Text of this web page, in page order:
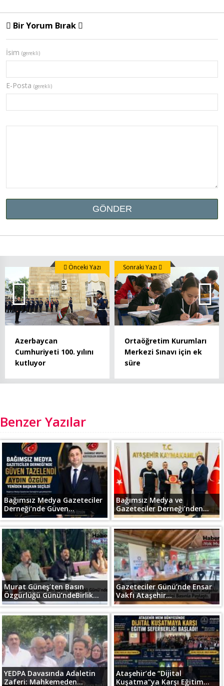
Bir Yorum Bırak
İsim (gerekli)
E-Posta (gerekli)
Azerbaycan
Cumhuriyeti 100. yılını
kutluyor
Önceki Yazı
Ortaöğretim Kurumları
Merkezi Sınavı için ek
süre
Sonraki Yazı
Benzer Yazılar
Bağımsız Medya Gazeteciler
Derneği’nde Güven...
Bağımsız Medya ve
Gazeteciler Derneği’nden...
Murat Güneş’ten Basın
Özgürlüğü Günü’ndeBirlik...
Gazeteciler Günü’nde Ensar
Vakfı Ataşehir...
YEDPA Davasında Adaletin
Zaferi: Mahkemeden...
Ataşehir’de “Dijital
Kuşatma”ya Karşı Eğitim...